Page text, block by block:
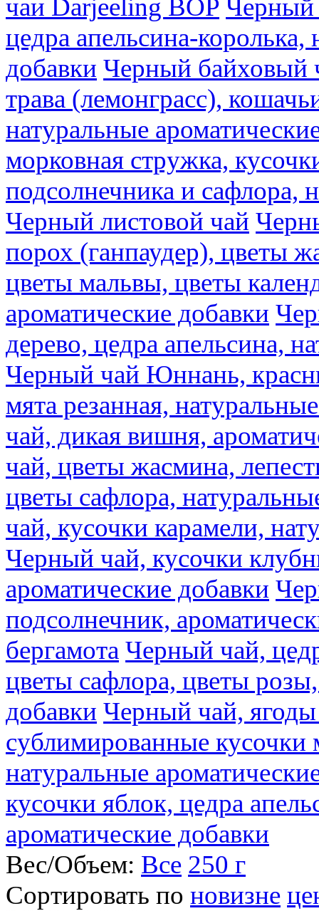
чаи Darjeeling BOP Черный
цедра апельсина-
добавки Черный байховый
трава (лемонграсс),
натуральные
морковная стружка,
подсолнечника и сафлора,
Черный листовой чай
порох (ганпаудер), цветы
цветы мальвы, цветы
ароматические добавки
дерево, цедра апельсина,
Черный чай Юннань,
мята резанная,
чай, дикая вишня,
чай, цветы жасмина,
цветы сафлора,
чай, кусочки карамели,
Черный чай, кусочки
ароматические добавки
подсолнечник,
бергамота Черный чай,
цветы сафлора, цветы
добавки Черный чай,
сублимированные
натуральные
кусочки яблок, цедра
ароматические добавки
Вес/Объем: Все 250 г
Сортировать по новизне